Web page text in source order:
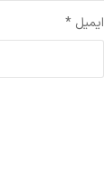
ایمیل *